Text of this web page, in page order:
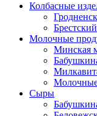
Колбасные
Молочные
Минская
Сыры